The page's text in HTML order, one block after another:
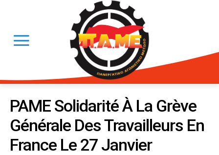
PAME Solidarité À La Grève
Générale Des Travailleurs En
France Le 27 Janvier